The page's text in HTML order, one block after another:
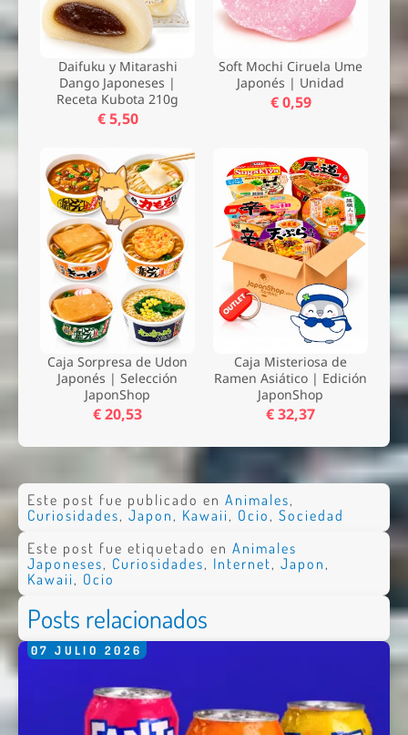
Daifuku y Mitarashi
Dango Japoneses |
Receta Kubota 210g
€ 5,50
Soft Mochi Ciruela Ume
Japonés | Unidad
€ 0,59
Caja Sorpresa de Udon
Japonés | Selección
JaponShop
€ 20,53
Caja Misteriosa de
Ramen Asiático | Edición
JaponShop
€ 32,37
Este post fue publicado en Animales,
Curiosidades, Japon , Kawaii, Ocio , Sociedad
Este post fue etiquetado en Animales
Japoneses, Curiosidades, Internet, Japon ,
Kawaii, Ocio
Posts relacionados
07 JULIO 2026